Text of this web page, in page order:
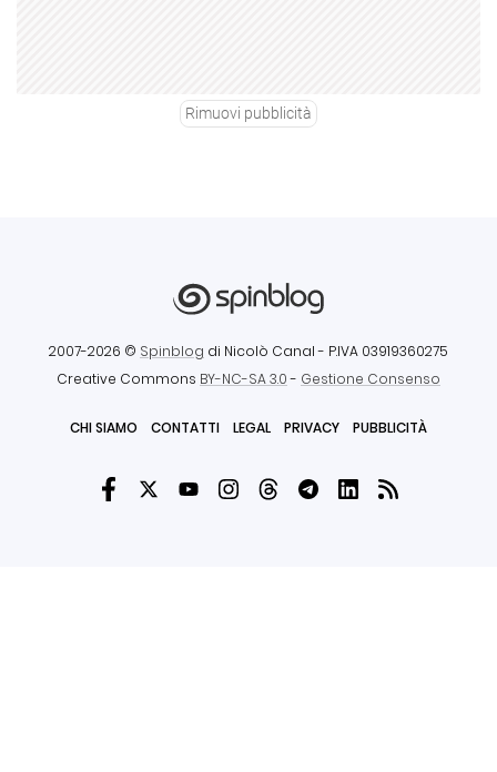
Rimuovi pubblicità
2007-2026 © Spinblog di Nicolò Canal - P.IVA 03919360275
Creative Commons BY-NC-SA 3.0- Gestione Consenso
CHI SIAMO CONTATTI LEGAL PRIVACY PUBBLICITÀ